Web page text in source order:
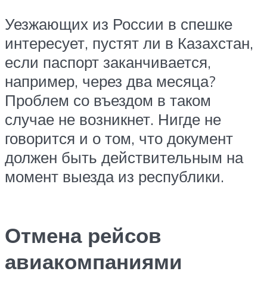
Уезжающих из России в спешке
интересует, пустят ли в Казахстан,
если паспорт заканчивается,
например, через два месяца?
Проблем со въездом в таком
случае не возникнет. Нигде не
говорится и о том, что документ
должен быть действительным на
момент выезда из республики.
Отмена рейсов
авиакомпаниями